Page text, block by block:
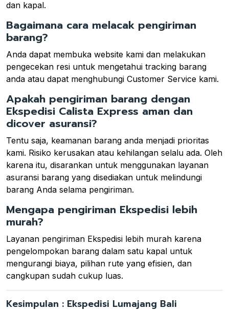
dan kapal.
Bagaimana cara melacak pengiriman
barang?
Anda dapat membuka website kami dan melakukan
pengecekan resi untuk mengetahui tracking barang
anda atau dapat menghubungi Customer Service kami.
Apakah pengiriman barang dengan
Ekspedisi Calista Express aman dan
dicover asuransi?
Tentu saja, keamanan barang anda menjadi prioritas
kami. Risiko kerusakan atau kehilangan selalu ada. Oleh
karena itu, disarankan untuk menggunakan layanan
asuransi barang yang disediakan untuk melindungi
barang Anda selama pengiriman.
Mengapa pengiriman Ekspedisi lebih
murah?
Layanan pengiriman Ekspedisi lebih murah karena
pengelompokan barang dalam satu kapal untuk
mengurangi biaya, pilihan rute yang efisien, dan
cangkupan sudah cukup luas.
Kesimpulan : Ekspedisi Lumajang Bali